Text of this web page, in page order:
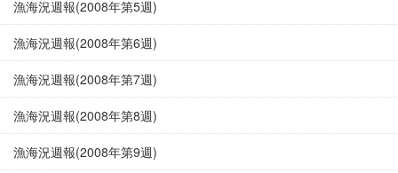
漁海況週報(2008年第5週)
漁海況週報(2008年第6週)
漁海況週報(2008年第7週)
漁海況週報(2008年第8週)
漁海況週報(2008年第9週)